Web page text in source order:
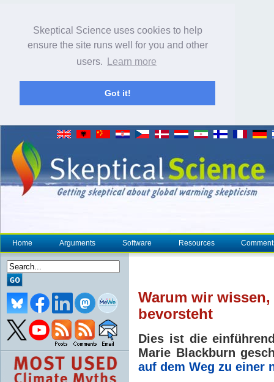
Skeptical Science uses cookies to help
ensure the site runs well for you and other
users.
Learn more
Got it!
Home Arguments Software Resources
Warum wir
bevorsteht
Dies ist die
Marie Blackburn
auf dem Weg zu einer